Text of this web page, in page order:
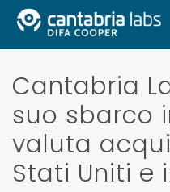
Cantabria
suo sbarco
valuta
Stati Uniti e